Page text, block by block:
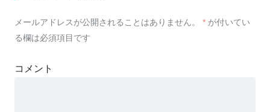
メールアドレスが公開されることはありません。 * が付いてい
る欄は必須項目です
コメント